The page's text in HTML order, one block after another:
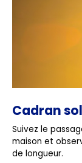
Cadran
Suivez le
maison et
de longueur.